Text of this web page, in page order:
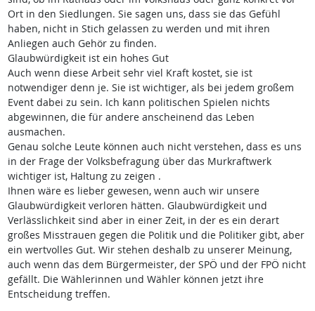
Ort in den Siedlungen. Sie sagen uns, dass sie das Gefühl
haben, nicht in Stich gelassen zu werden und mit ihren
Anliegen auch Gehör zu finden.
Glaubwürdigkeit ist ein hohes Gut
Auch wenn diese Arbeit sehr viel Kraft kostet, sie ist
notwendiger denn je. Sie ist wichtiger, als bei jedem großem
Event dabei zu sein. Ich kann politischen Spielen nichts
abgewinnen, die für andere anscheinend das Leben
ausmachen.
Genau solche Leute können auch nicht verstehen, dass es uns
in der Frage der Volksbefragung über das Murkraftwerk
wichtiger ist, Haltung zu zeigen .
Ihnen wäre es lieber gewesen, wenn auch wir unsere
Glaubwürdigkeit verloren hätten. Glaubwürdigkeit und
Verlässlichkeit sind aber in einer Zeit, in der es ein derart
großes Misstrauen gegen die Politik und die Politiker gibt, aber
ein wertvolles Gut. Wir stehen deshalb zu unserer Meinung,
auch wenn das dem Bürgermeister, der SPÖ und der FPÖ nicht
gefällt. Die Wählerinnen und Wähler können jetzt ihre
Entscheidung treffen.